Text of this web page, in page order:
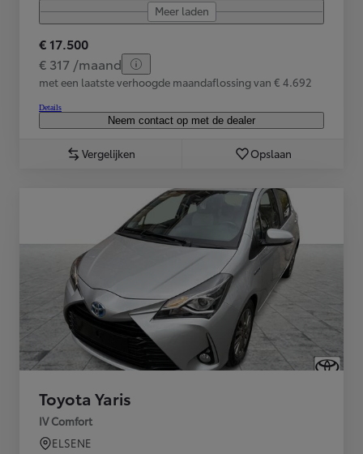
Meer laden
€ 17.500
€ 317 /maand
met een laatste verhoogde maandaflossing van € 4.692
Details
Neem contact op met de dealer
Vergelijken Opslaan
Toyota Yaris
IV Comfort
ELSENE